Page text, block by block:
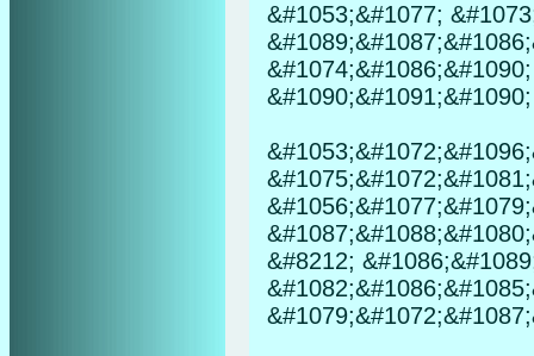
&#1053;&#1077;
&#8212;